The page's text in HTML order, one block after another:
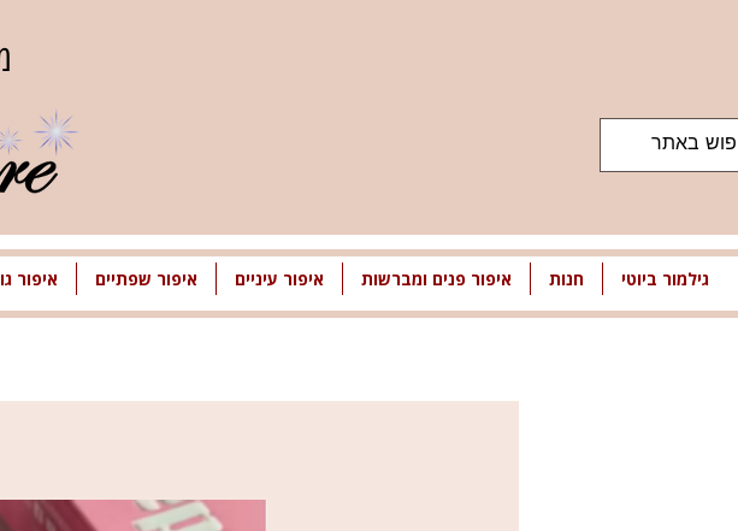
גילמור ביוטי חנות איפור פנים ומברשות איפור עיניים איפור שפתיים איפור